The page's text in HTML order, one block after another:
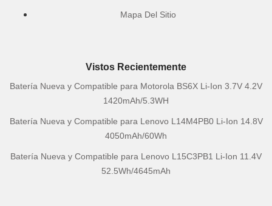
Mapa Del Sitio
Vistos Recientemente
Batería Nueva y Compatible para Motorola BS6X Li-Ion 3.7V 4.2V
1420mAh/5.3WH
Batería Nueva y Compatible para Lenovo L14M4PB0 Li-Ion 14.8V
4050mAh/60Wh
Batería Nueva y Compatible para Lenovo L15C3PB1 Li-Ion 11.4V
52.5Wh/4645mAh